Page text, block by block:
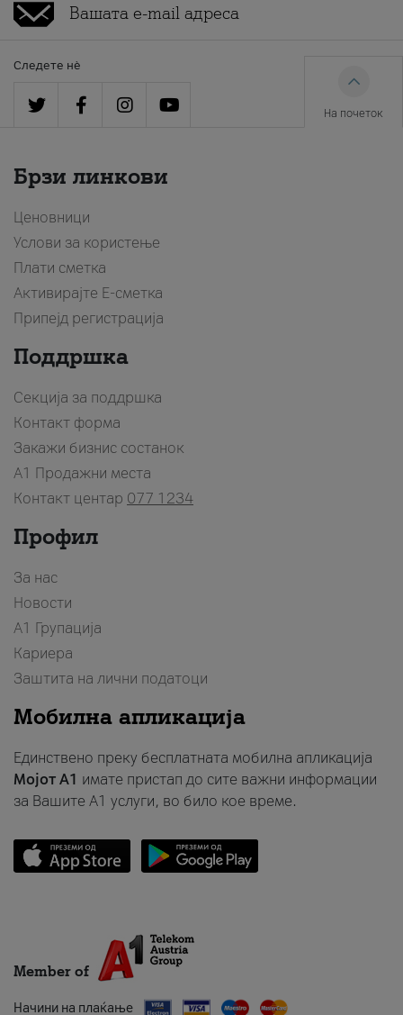
Следете нè
На почеток
Брзи линкови
Ценовници
Услови за користење
Плати сметка
Активирајте Е-сметка
Припејд регистрација
Поддршка
Секција за поддршка
Контакт форма
Закажи бизнис состанок
A1 Продажни места
Контакт центар 077 1234
Профил
За нас
Новости
А1 Групација
Кариера
Заштита на лични податоци
Мобилна апликација
Единствено преку бесплатната мобилна апликација
Мојот A1 имате пристап до сите важни информации
за Вашите A1 услуги, во било кое време.
Member of
Начини на плаќање